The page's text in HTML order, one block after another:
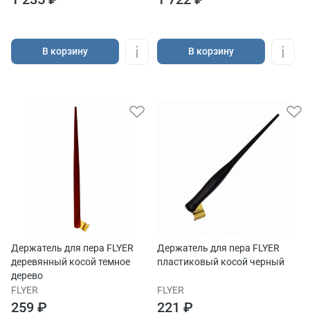
В корзину В корзину
Держатель для пера FLYER
деревянный косой темное
дерево
FLYER
259 ₽
Держатель для пера FLYER
пластиковый косой черный
FLYER
221 ₽